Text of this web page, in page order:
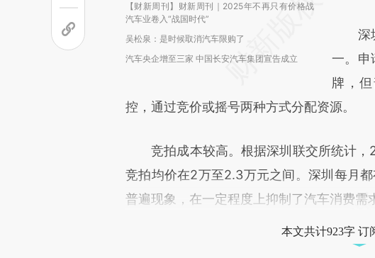
【财新周刊】财新周刊｜2025年不再只有价格战
汽车业卷入“战国时代”
吴松泉：是时候取消汽车限购了
汽车央企增至三家 中国长安汽车集团宣告成立
对和
深圳
一。申
牌，
控，通过竞价或摇号两种方式分配资源。
竞拍成本较高。根据深圳联交所统计，
竞拍均价在2万至2.3万元之间。深圳每月
普遍现象，在一定程度上抑制了汽车消费需
本文共计923字 订